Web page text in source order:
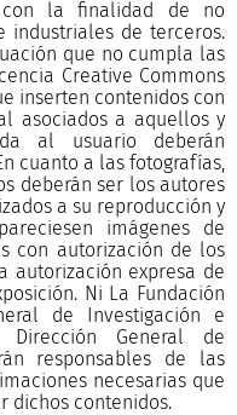
la finalidad de no
industriales de terceros.
que no cumpla las
Creative Commons
inserten contenidos con
asociados a aquellos y
al usuario deberán
cuanto a las fotografías,
deberán ser los autores
a su reproducción y
imágenes de
con autorización de los
autorización expresa de
Ni La Fundación
de Investigación e
General de
responsables de las
necesarias que
dichos contenidos.